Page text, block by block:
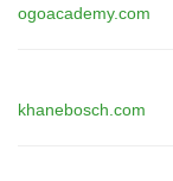
ogoacademy.com
khanebosch.com